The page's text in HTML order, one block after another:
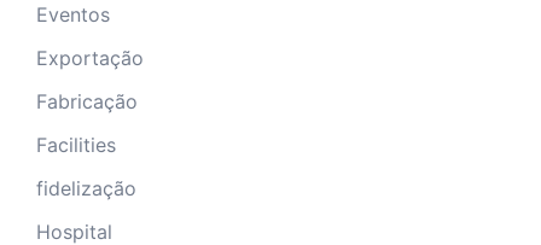
Eventos
Exportação
Fabricação
Facilities
fidelização
Hospital